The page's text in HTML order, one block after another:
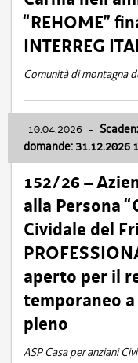
“REHOME”
INTERREG
Comunità di montagna
10.04.2026 -
domande: 31.12.2026
152/26 –
alla Persona
Cividale del
aperto per il
temporaneo
pieno
ASP Casa per anziani